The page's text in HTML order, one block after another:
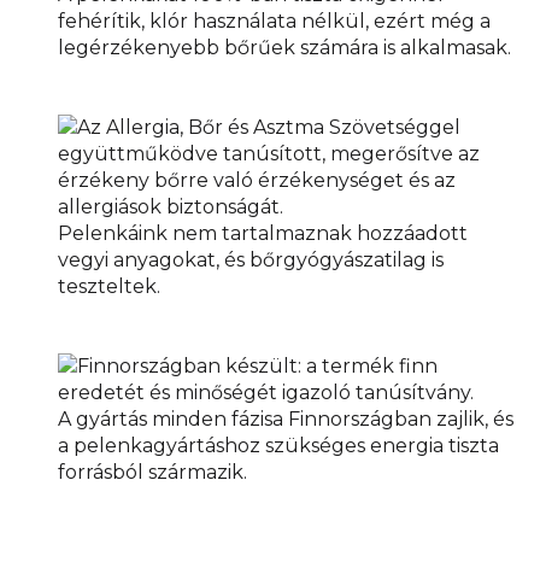
fehérítik, klór használata nélkül, ezért még a
legérzékenyebb bőrűek számára is alkalmasak.
Pelenkáink nem tartalmaznak hozzáadott
vegyi anyagokat, és bőrgyógyászatilag is
teszteltek.
A gyártás minden fázisa Finnországban zajlik, és
a pelenkagyártáshoz szükséges energia tiszta
forrásból származik.